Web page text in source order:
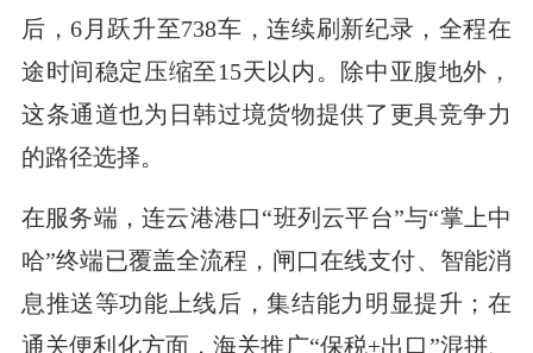
后，6月跃升至738车，连续刷新纪录，全程在
途时间稳定压缩至15天以内。除中亚腹地外，
这条通道也为日韩过境货物提供了更具竞争力
的路径选择。
在服务端，连云港港口“班列云平台”与“掌上中
哈”终端已覆盖全流程，闸口在线支付、智能消
息推送等功能上线后，集结能力明显提升；在
通关便利化方面，海关推广“保税+出口”混拼、